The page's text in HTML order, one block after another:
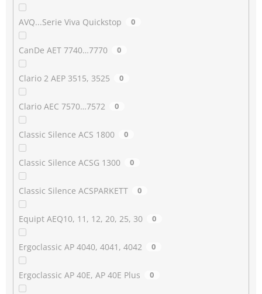
AVQ...Serie Viva Quickstop 0
CanDe AET 7740…7770 0
Clario 2 AEP 3515, 3525 0
Clario AEC 7570…7572 0
Classic Silence ACS 1800 0
Classic Silence ACSG 1300 0
Classic Silence ACSPARKETT 0
Equipt AEQ10, 11, 12, 20, 25, 30 0
Ergoclassic AP 4040, 4041, 4042 0
Ergoclassic AP 40E, AP 40E Plus 0